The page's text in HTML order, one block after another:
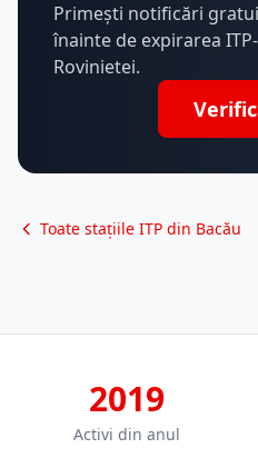
Primești notificări
înainte de expirarea
Rovinietei.
Toate stațiile ITP din Bacău
2019
Activi din anul